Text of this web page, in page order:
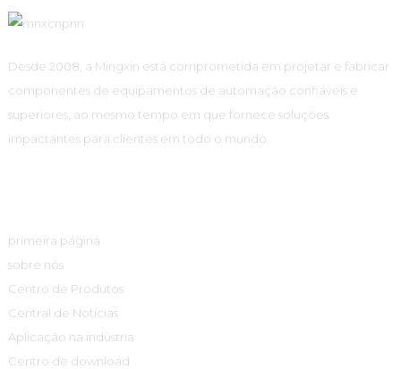
Desde 2008, a Mingxin está comprometida em projetar e fabricar
componentes de equipamentos de automação confiáveis ​​e
superiores, ao mesmo tempo em que fornece soluções
impactantes para clientes em todo o mundo.
primeira página
sobre nós
Centro de Produtos
Central de Notícias
Aplicação na indústria
Centro de download